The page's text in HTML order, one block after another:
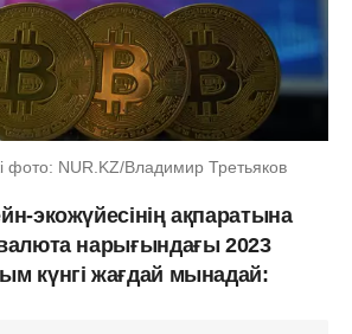
фото: NUR.KZ/Владимир Третьяков
экожүйесінің ақпаратына
нарығындағы 2023
күнгі жағдай мынадай: